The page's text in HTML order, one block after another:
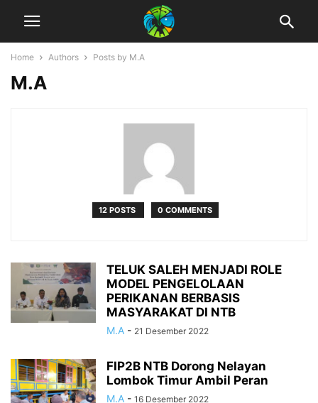
Home Authors Posts by M.A
M.A
12 POSTS 0 COMMENTS
TELUK SALEH MENJADI ROLE
MODEL PENGELOLAAN
PERIKANAN BERBASIS
MASYARAKAT DI NTB
M.A - 21 Desember 2022
FIP2B NTB Dorong Nelayan
Lombok Timur Ambil Peran
M.A - 16 Desember 2022